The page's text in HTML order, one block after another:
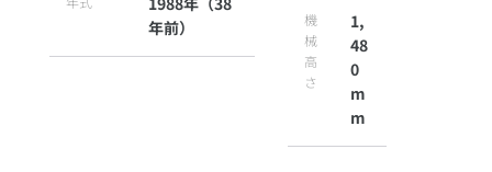
年前）
機
械
高
さ
1,
48
0
m
m